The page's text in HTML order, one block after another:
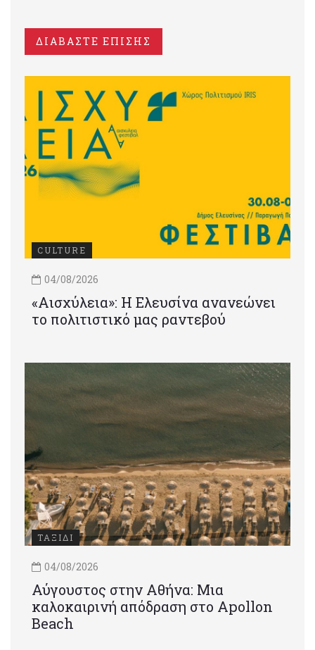
ΔΙΑΒΑΣΤΕ ΕΠΙΣΗΣ
CULTURE
04/08/2026
«Αισχύλεια»: Η Ελευσίνα ανανεώνει
το πολιτιστικό μας ραντεβού
ΤΑΞΙΔΙ
04/08/2026
Αύγουστος στην Αθήνα: Μια
καλοκαιρινή απόδραση στο Apollon
Beach